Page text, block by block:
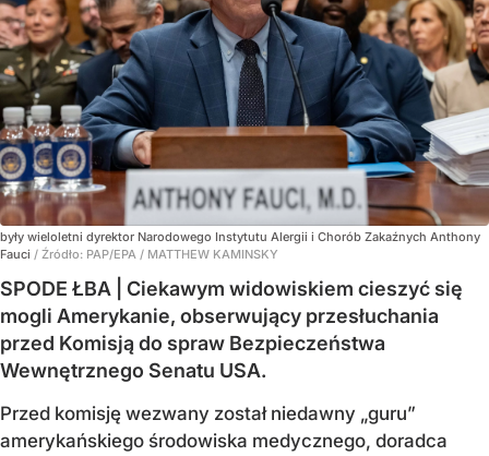
były wieloletni dyrektor Narodowego Instytutu Alergii i Chorób Zakaźnych Anthony
Fauci / Źródło: PAP/EPA / MATTHEW KAMINSKY
SPODE ŁBA | Ciekawym widowiskiem cieszyć się
mogli Amerykanie, obserwujący przesłuchania
przed Komisją do spraw Bezpieczeństwa
Wewnętrznego Senatu USA.
Przed komisję wezwany został niedawny „guru”
amerykańskiego środowiska medycznego, doradca